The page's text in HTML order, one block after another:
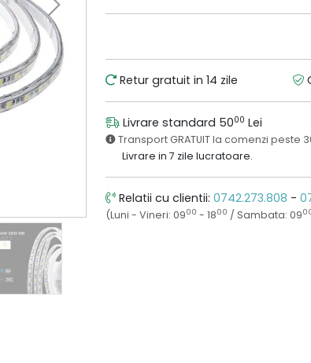
Retur gratuit in 14 zile
Livrare standard 5000 Lei
Transport GRATUIT la comenzi peste
Livrare in 7 zile lucratoare.
Relatii cu clientii: 0742.273.808 -
(Luni - Vineri: 0900 - 1800 / Sambata: 09